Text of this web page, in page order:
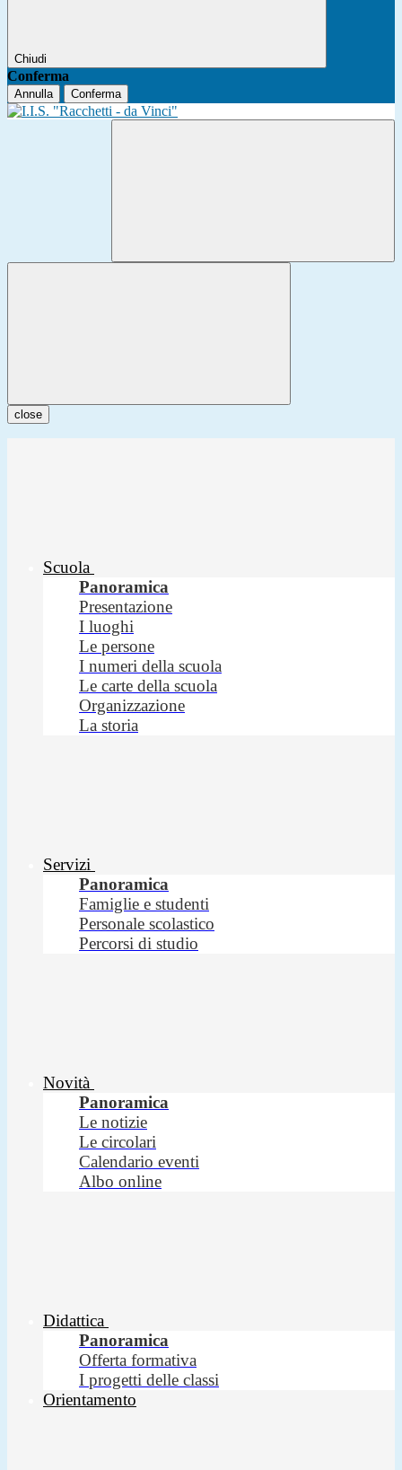
Chiudi
Conferma
Annulla Conferma
close
Scuola
Panoramica
Presentazione
I luoghi
Le persone
I numeri della scuola
Le carte della scuola
Organizzazione
La storia
Servizi
Panoramica
Famiglie e studenti
Personale scolastico
Percorsi di studio
Novità
Panoramica
Le notizie
Le circolari
Calendario eventi
Albo online
Didattica
Panoramica
Offerta formativa
I progetti delle classi
Orientamento